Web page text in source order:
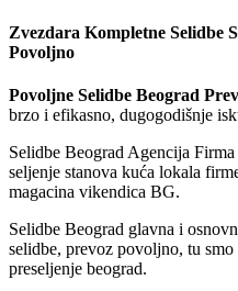
Zvezdara Kompletne Selidbe
Povoljno
Povoljne Selidbe Beograd
brzo i efikasno, dugogodišnje
Selidbe Beograd Agencija
seljenje stanova kuća lokala
magacina vikendica BG.
Selidbe Beograd glavna i
selidbe, prevoz povoljno, tu
preseljenje beograd.